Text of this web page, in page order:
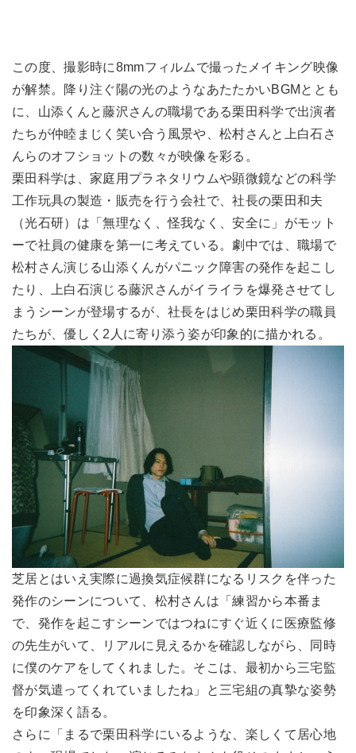
この度、撮影時に8mmフィルムで撮ったメイキング映像
が解禁。降り注ぐ陽の光のようなあたたかいBGMととも
に、山添くんと藤沢さんの職場である栗田科学で出演者
たちが仲睦まじく笑い合う風景や、松村さんと上白石さ
んらのオフショットの数々が映像を彩る。
栗田科学は、家庭用プラネタリウムや顕微鏡などの科学
工作玩具の製造・販売を行う会社で、社長の栗田和夫
（光石研）は「無理なく、怪我なく、安全に」がモット
ーで社員の健康を第一に考えている。劇中では、職場で
松村さん演じる山添くんがパニック障害の発作を起こし
たり、上白石演じる藤沢さんがイライラを爆発させてし
まうシーンが登場するが、社長をはじめ栗田科学の職員
たちが、優しく2人に寄り添う姿が印象的に描かれる。
芝居とはいえ実際に過換気症候群になるリスクを伴った
発作のシーンについて、松村さんは「練習から本番ま
で、発作を起こすシーンではつねにすぐ近くに医療監修
の先生がいて、リアルに見えるかを確認しながら、同時
に僕のケアをしてくれました。そこは、最初から三宅監
督が気遣ってくれていましたね」と三宅組の真摯な姿勢
を印象深く語る。
さらに「まるで栗田科学にいるような、楽しくて居心地